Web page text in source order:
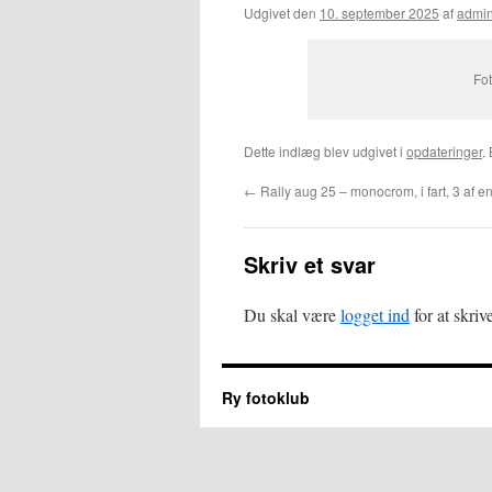
Udgivet den 10. september 2025 afadmin
Dette indlæg blev udgivet i opdateringer.
← Rally aug 25 – monocrom, i fart, 3 af
Skriv et svar
Du skal værelogget ind for at
Ry fotoklub